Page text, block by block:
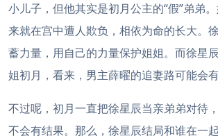
小儿子，但他其实是初月公主的“假”弟弟
来就在宫中遭人欺负，相依为命的长大。
蓄力量，用自己的力量保护姐姐。而徐星
姐初月，看来，男主薛曜的追妻路可能会有
不过呢，初月一直把徐星辰当亲弟弟对待
不会有结果。那么，徐星辰结局和谁在一